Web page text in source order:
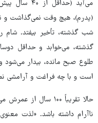
می‌آید
(پدرم)، هیچ وقت نمی‌گذاشت و
شب گذشته، تأخیر بیفتد.
گذشته، می‌خوابد و حداقل
طلوع صبح مانده، بیدار
است و با چه فراغت و آرامشی
حالا تقریباً ۱۰۰
ناآرام داشته باشد. «لذت